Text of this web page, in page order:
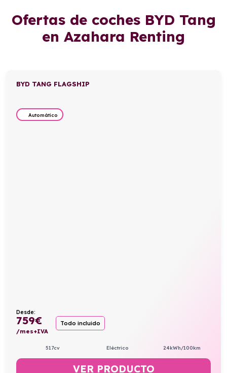
Ofertas de coches BYD Tang
en Azahara Renting
BYD TANG FLAGSHIP
Automático
Desde:
759€
/mes+IVA
Todo incluido
517cv Eléctrico 24kWh/100km
VER PRODUCTO